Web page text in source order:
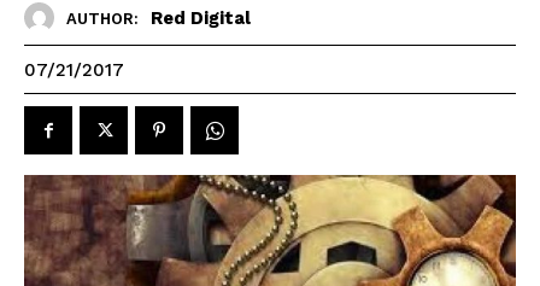
AUTHOR: Red Digital
07/21/2017